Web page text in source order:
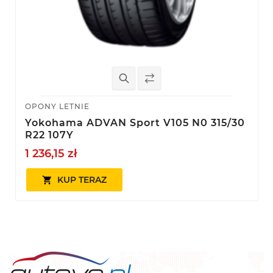
OPONY LETNIE
Yokohama ADVAN Sport V105 N0 315/30
R22 107Y
1 236,15 zł
 KUP TERAZ